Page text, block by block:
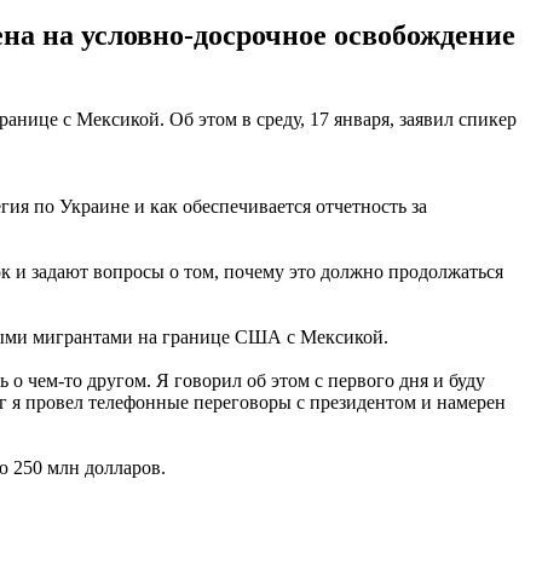
на условно-досрочное освобождение
с Мексикой. Об этом в среду, 17 января, заявил спикер
по Украине и как обеспечивается отчетность за
задают вопросы о том, почему это должно продолжаться
мигрантами на границе США с Мексикой.
чем-то другом. Я говорил об этом с первого дня и буду
провел телефонные переговоры с президентом и намерен
250 млн долларов.